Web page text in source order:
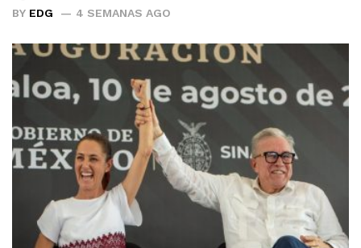
BY EDG 4 SEMANAS AGO